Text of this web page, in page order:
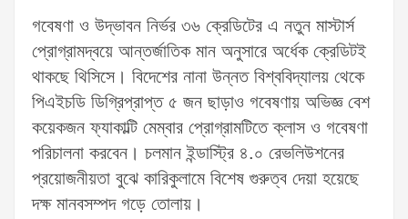
গবেষণা ও উদ্ভাবন নির্ভর ৩৬ ক্রেডিটের এ নতুন মাস্টার্স
প্রোগ্রামদ্বয়ে আন্তর্জাতিক মান অনুসারে অর্ধেক ক্রেডিটই
থাকছে থিসিসে। বিদেশের নানা উন্নত বিশ্ববিদ্যালয় থেকে
পিএইচডি ডিগ্রিপ্রাপ্ত ৫ জন ছাড়াও গবেষণায় অভিজ্ঞ বেশ
কয়েকজন ফ্যাকাল্টি মেম্বার প্রোগ্রামটিতে ক্লাস ও গবেষণা
পরিচালনা করবেন। চলমান ইন্ডাস্ট্রি ৪.০ রেভলিউশনের
প্রয়োজনীয়তা বুঝে কারিকুলামে বিশেষ গুরুত্ব দেয়া হয়েছে
দক্ষ মানবসম্পদ গড়ে তোলায়।